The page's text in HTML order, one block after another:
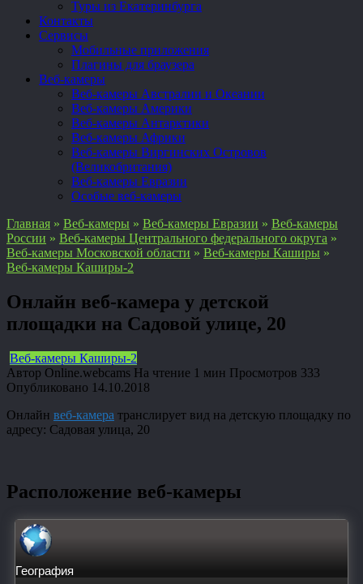
Туры из Екатеринбурга
Контакты
Сервисы
Мобильные приложения
Плагины для браузера
Веб-камеры
Веб-камеры Австралии и Океании
Веб-камеры Америки
Веб-камеры Антарктики
Веб-камеры Африки
Веб-камеры Виргинских Островов
(Великобритания)
Веб-камеры Евразии
Особые веб-камеры
Главная » Веб-камеры » Веб-камеры Евразии » Веб-камеры
России » Веб-камеры Центрального федерального округа »
Веб-камеры Московской области » Веб-камеры Каширы »
Веб-камеры Каширы-2
Онлайн веб-камера у детской
площадки на Садовой улице, 20
Веб-камеры Каширы-2
Автор Online.webcams На чтение 1 мин Просмотров 333
Опубликовано 14.10.2018
Онлайн веб-камера транслирует вид на детскую площадку по
адресу: Садовая улица, 20
Расположение веб-камеры
География